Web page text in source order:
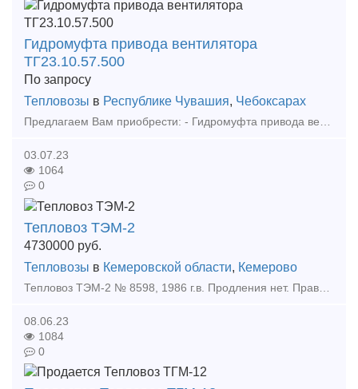
Гидромуфта привода вентилятора
ТГ23.10.57.500
По запросу
Тепловозы в Республике Чувашия, Чебоксарах
03.07.23
1064
0
Тепловоз ТЭМ-2
4730000 руб.
Тепловозы в Кемеровской области, Кемерово
08.06.23
1084
0